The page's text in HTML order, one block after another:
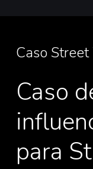
Caso
Caso
para